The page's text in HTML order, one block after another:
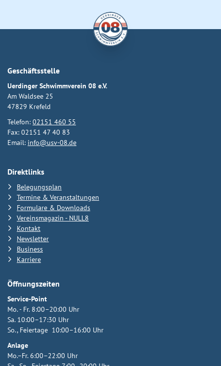
Geschäftsstelle
Uerdinger Schwimmverein 08 e.V.
Am Waldsee 25
47829 Krefeld
Telefon: 02151 460 55
Fax: 02151 47 40 83
Email: info@usv-08.de
Direktlinks
Belegungsplan
Termine & Veranstaltungen
Formulare & Downloads
Vereinsmagazin - NULL8
Kontakt
Newsletter
Business
Karriere
Öffnungszeiten
Service-Point
Mo. - Fr. 8:00–20:00 Uhr
Sa. 10:00–17:30 Uhr
So., Feiertage 10:00–16:00 Uhr
Anlage
Mo.–Fr. 6:00–22:00 Uhr